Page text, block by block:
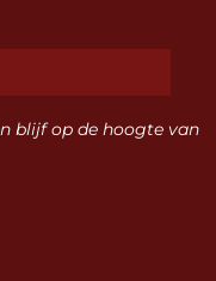
blijf op de hoogte van